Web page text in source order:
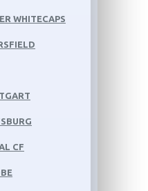
WHITECAPS
CF